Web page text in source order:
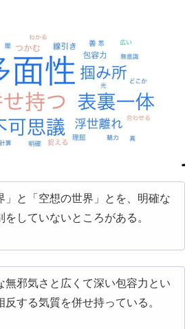
」と「空想の世界」とを、明確な
をしていないところがある。
無邪気さと広くて深い包容力とい
反する気質を併せ持っている。